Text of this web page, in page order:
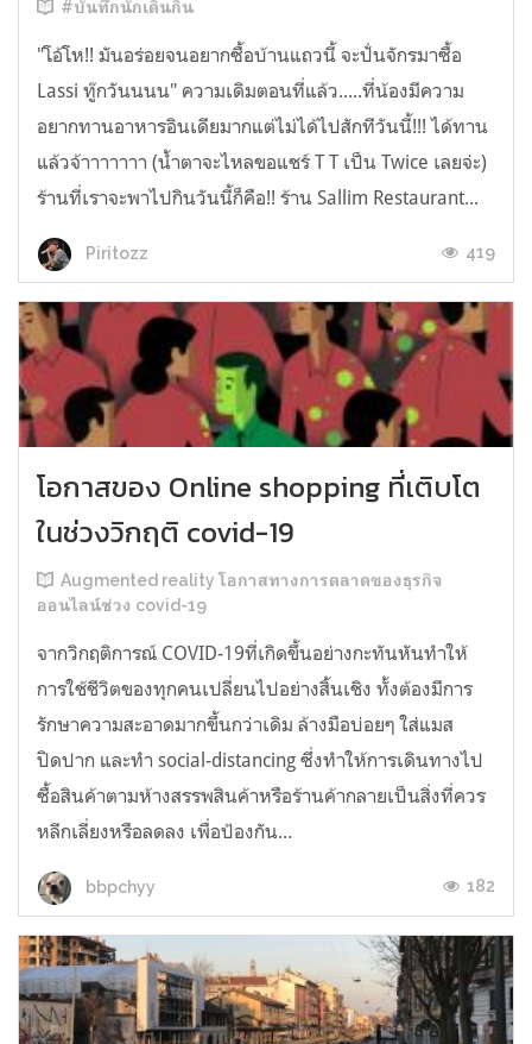
#บันทึกนักเดินกิน
"โอ้โห!! มันอร่อยจนอยากซื้อบ้านแถวนี้ จะปั่นจักรมาซื้อ
Lassi ทู๊กวันนนน" ความเดิมตอนที่แล้ว.....ที่น้องมีความ
อยากทานอาหารอินเดียมากแต่ไม่ได้ไปสักทีวันนี้!!! ได้ทาน
แล้วจ้าาาาาาา (น้ำตาจะไหลขอแชร์ T T เป็น Twice เลยจ่ะ)
ร้านที่เราจะพาไปกินวันนี้ก็คือ!! ร้าน Sallim Restaurant...
Piritozz 419
โอกาสของ Online shopping ที่เติบโต
ในช่วงวิกฤติ covid-19
Augmented reality โอกาสทางการตลาดของธุรกิจ
ออนไลน์ช่วง covid-19
จากวิกฤติการณ์ COVID-19ที่เกิดขึ้นอย่างกะทันหันทำให้
การใช้ชีวิตของทุกคนเปลี่ยนไปอย่างสิ้นเชิง ทั้งต้องมีการ
รักษาความสะอาดมากขึ้นกว่าเดิม ล้างมือบ่อยๆ ใส่แมส
ปิดปาก และทำ social-distancing ซึ่งทำให้การเดินทางไป
ซื้อสินค้าตามห้างสรรพสินค้าหรือร้านค้ากลายเป็นสิ่งที่ควร
หลีกเลี่ยงหรือลดลง เพื่อป้องกัน...
bbpchyy 182